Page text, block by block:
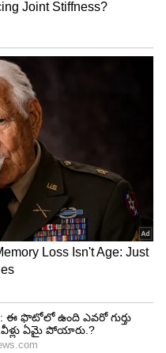
పెన్ష‌న్‌ను
ఎలా ఉండనుంది?
ప్రధాన నగరాలు, జిల్లా
హైదరాబాద్,
ఫార్మసీ దుకాణాలు